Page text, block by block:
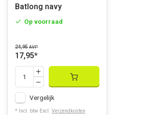
Batlong navy
Op voorraad
24,95 AVP
17,95*
Vergelijk
* Incl. btw Excl. Verzendkosten